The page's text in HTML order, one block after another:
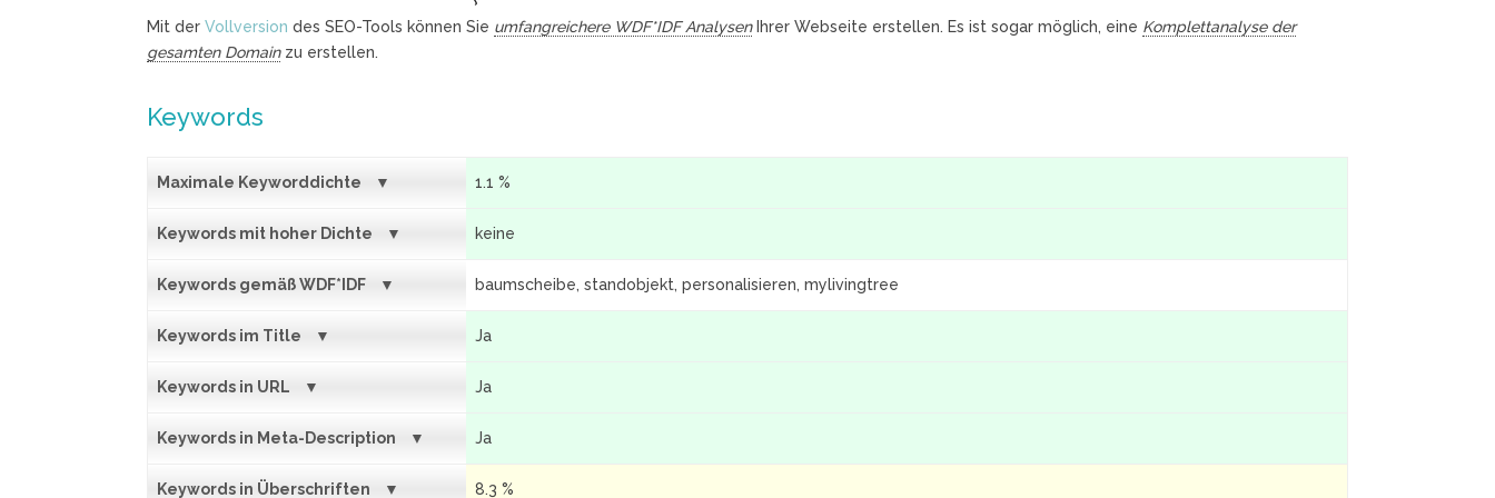
Mit der Vollversion des SEO-Tools können Sie umfangreichere WDF*IDF AnalysenIhrer Webseite erstellen. Es ist sogar möglich, eine Komplettanalyse der
gesamten Domainzu erstellen.
Keywords
Maximale Keyworddichte 1.1 %
Keywords mit hoher Dichte keine
Keywords gemäß WDF*IDF baumscheibe, standobjekt, personalisieren, mylivingtree
Keywords im Title Ja
Keywords in URL Ja
Keywords in Meta-Description Ja
Keywords in Überschriften 8.3 %